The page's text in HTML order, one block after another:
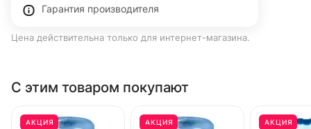
Гарантия производителя
Цена действительна только для интернет-магазина.
С этим товаром покупают
АКЦИЯ АКЦИЯ АКЦИЯ